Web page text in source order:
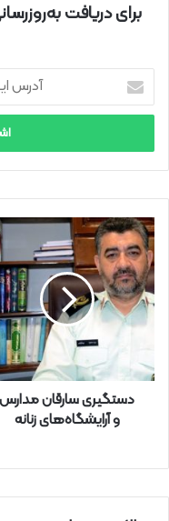
برای دریافت
ر
ا
ی
ل
خ
و
د
ر
ا
ر
دستگیری سارقان مدارس
و آرایشگاه‌های زنانه